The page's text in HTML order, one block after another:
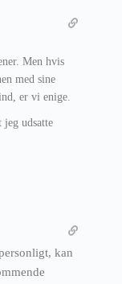
Men hvis
med sine
er vi enige.
udsatte
kan